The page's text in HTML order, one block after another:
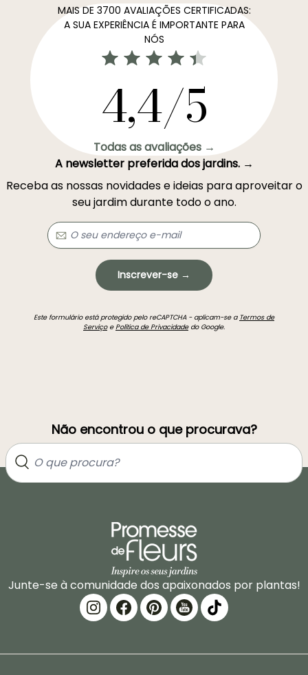
MAIS DE 3700 AVALIAÇÕES CERTIFICADAS:
A SUA EXPERIÊNCIA É IMPORTANTE PARA
NÓS
4,4/5
Todas as avaliações →
A newsletter preferida dos jardins. →
Receba as nossas novidades e ideias para aproveitar o
seu jardim durante todo o ano.
Inscrever-se →
Este formulário está protegido pelo reCAPTCHA - aplicam-se a Termos de
ServiçoePolítica de Privacidadedo Google.
Não encontrou o que procurava?
Junte-se à comunidade dos apaixonados por plantas!